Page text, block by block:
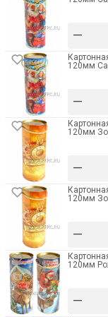
–
120мм
–
120мм
–
120мм
–
120мм
–